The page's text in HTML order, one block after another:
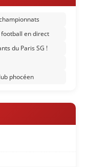
en direct
du Paris SG !
phocéen